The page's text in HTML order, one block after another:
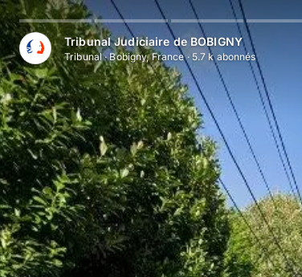
Tribunal Judiciaire de BOBIGNY
Tribunal·Bobigny, France·5.7 kabonnés